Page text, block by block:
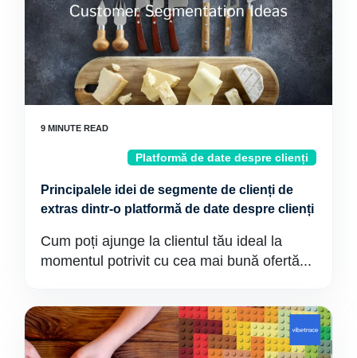
Platformă de date despre clienți
Principalele idei de segmente de clienți de
extras dintr-o platformă de date despre clienți
Cum poți ajunge la clientul tău ideal la
momentul potrivit cu cea mai bună ofertă...